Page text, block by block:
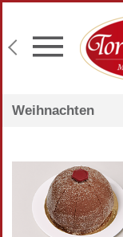
Konditor-
Weihnachten